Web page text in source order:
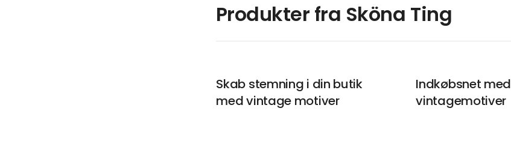
Produkter fra Sköna Ting
Skab stemning i din butik
med vintage motiver
Indkøbsnet med
vintagemotiver